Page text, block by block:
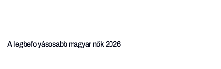
A legbefolyásosabb magyar nők 2026